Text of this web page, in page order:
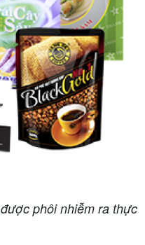
phôi nhiễm ra thực